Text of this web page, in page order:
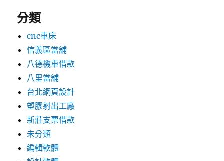
分類
cnc車床
信義區當舖
八德機車借款
八里當舖
台北網頁設計
塑膠射出工廠
新莊支票借款
未分類
編輯軟體